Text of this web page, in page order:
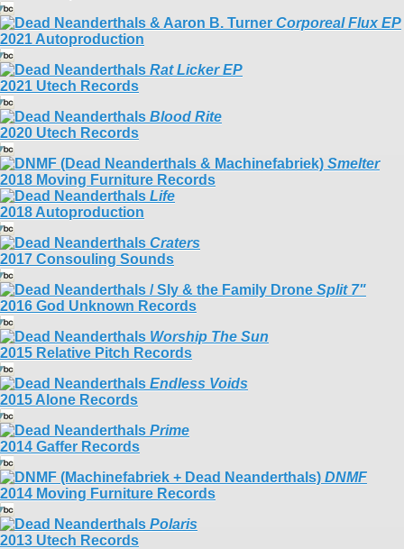
Corporeal Flux EP
2021 Autoproduction
Rat Licker EP
2021 Utech Records
Blood Rite
2020 Utech Records
Smelter
2018 Moving Furniture Records
Life
2018 Autoproduction
Craters
2017 Consouling Sounds
Split 7"
2016 God Unknown Records
Worship The Sun
2015 Relative Pitch Records
Endless Voids
2015 Alone Records
Prime
2014 Gaffer Records
DNMF
2014 Moving Furniture Records
Polaris
2013 Utech Records